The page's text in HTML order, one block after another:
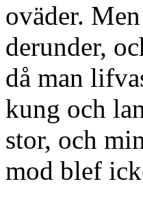
oväder.
derunder,
då man
kung och
stor, och
mod blef